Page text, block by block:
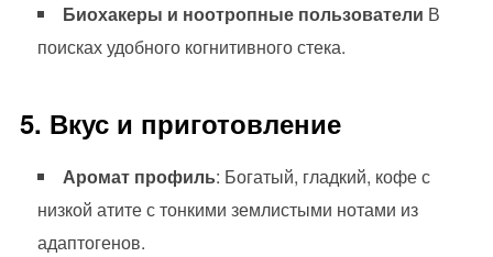
Биохакеры и ноотропные пользователи В
поисках удобного когнитивного стека.
5. Вкус и приготовление
Аромат профиль: Богатый, гладкий, кофе с
низкой атите с тонкими землистыми нотами из
адаптогенов.